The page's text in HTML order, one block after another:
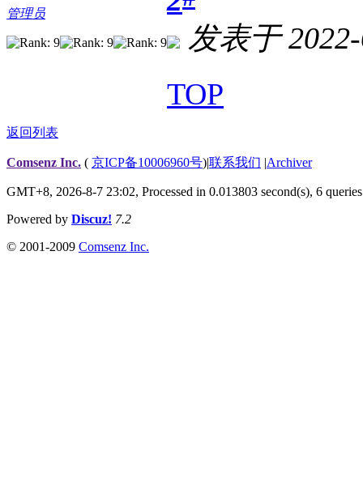
管理员
发表于
TOP
返回列表
Comsenz Inc. ( 京ICP备10006960号)|联系我们 |Archiver
GMT+8, 2026-8-7 23:02, Processed in 0.013803 second(s), 6 queries
Powered by Discuz! 7.2
© 2001-2009 Comsenz Inc.